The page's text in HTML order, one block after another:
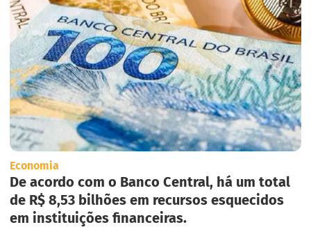
Economia
De acordo com o Banco Central, há um total
de R$ 8,53 bilhões em recursos esquecidos
em instituições financeiras.